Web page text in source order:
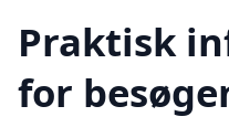
Praktisk
for